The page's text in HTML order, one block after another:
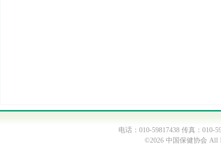
电话：010-59817438 传真：
©2026 中国保健协会 All